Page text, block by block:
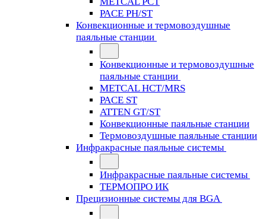
PACE PH/ST
Конвекционные и термовоздушные
паяльные станции
Конвекционные и термовоздушные
паяльные станции
METCAL HCT/MRS
PACE ST
ATTEN GT/ST
Конвекционные паяльные станции
Термовоздушные паяльные станции
Инфракрасные паяльные системы
Инфракрасные паяльные системы
ТЕРМОПРО ИК
Прецизионные системы для BGA